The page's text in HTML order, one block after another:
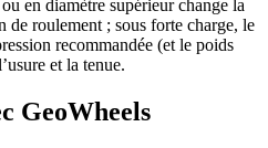
en diamètre supérieur change la
de roulement ; sous forte charge, le
recommandée (et le poids
et la tenue.
GeoWheels